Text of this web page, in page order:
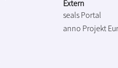
Extern
seals Portal
anno Projekt